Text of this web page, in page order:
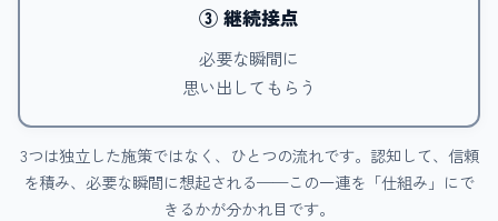
③ 継続接点
必要な瞬間に
思い出してもらう
3つは独立した施策ではなく、ひとつの流れです。認知して、信頼
を積み、必要な瞬間に想起される——この一連を「仕組み」にで
きるかが分かれ目です。